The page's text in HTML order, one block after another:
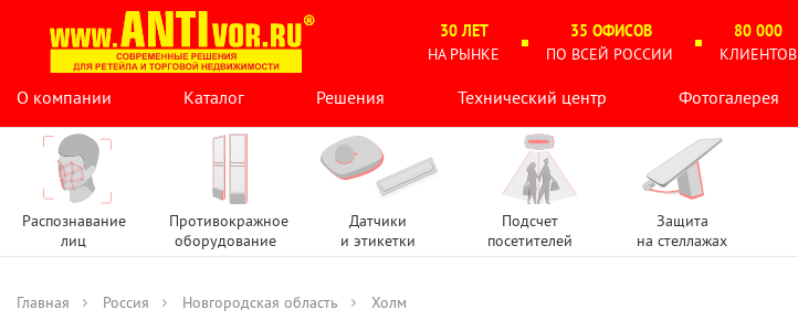
30 ЛЕТ
НА РЫНКЕ
35 ОФИСОВ
ПО ВСЕЙ РОССИИ
80 000
КЛИЕНТОВ
О компании
Каталог Решения Технический центр Фотогалерея
Распознавание
лиц
Противокражное
оборудование
Датчики
и этикетки
Подсчет
посетителей
Защита
на стеллажах
Главная Россия Новгородская область Холм